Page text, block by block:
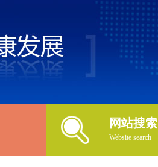
网站搜索
Website search